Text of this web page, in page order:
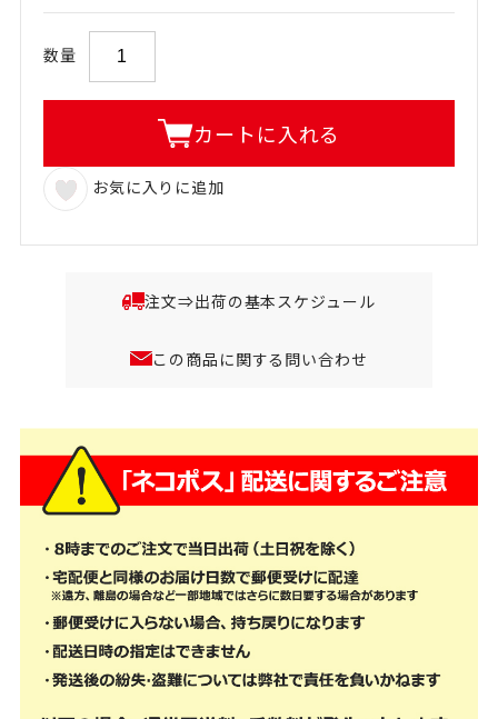
数量
カートに入れる
お気に入りに追加
注文⇒出荷の基本スケジュール
この商品に関する問い合わせ